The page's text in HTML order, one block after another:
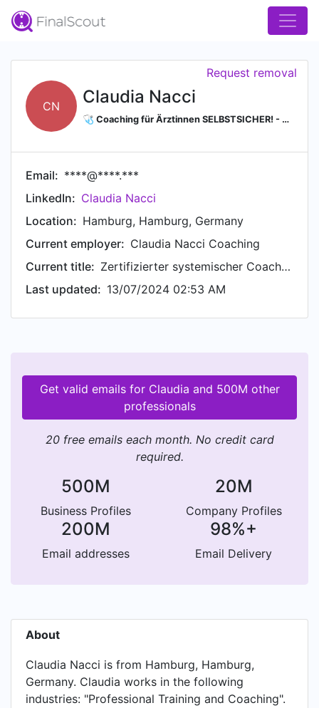
CN Claudia Nacci
🩺 Coaching für Ärztinnen SELBSTSICHER! - WEIBLICH! - SOUVERÄN! Ab jetzt, selbstsicheres Auftreten I klares Durchsetzen | Vertrauen in eigene Kompetenzen gewinnen | Gelassener werden | berufliche Neuorientierung |
Request removal
Email: ****@****.***
LinkedIn: Claudia Nacci
Location: Hamburg, Hamburg, Germany
Current employer: Claudia Nacci Coaching
Current title:
Zertifizierter systemischer Coach | FOCUSING orientiertes Coaching
Last updated: 13/07/2024 02:53 AM
Get valid emails for Claudia and 500M other
professionals
20 free emails each month. No credit card
required.
500M
Business Profiles
20M
Company Profiles
200M
Email addresses
98%+
Email Delivery
About
Claudia Nacci is from Hamburg, Hamburg,
Germany. Claudia works in the following
industries: "Professional Training and Coaching".